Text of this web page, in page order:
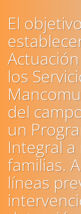
El
los
del
un
Integral
familias.
líneas